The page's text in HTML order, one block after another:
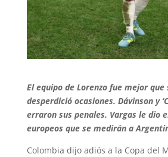
El equipo de Lorenzo fue mejor
desperdició ocasiones. Dávinson y
erraron sus penales. Vargas le dio
europeos que se medirán a
Colombia dijo adiós a la Copa del